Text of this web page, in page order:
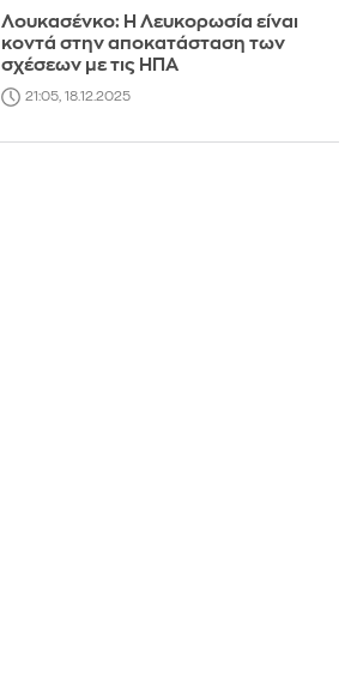
Λουκασένκο: Η Λευκορωσία είναι
κοντά στην αποκατάσταση των
σχέσεων με τις ΗΠΑ
21:05, 18.12.2025